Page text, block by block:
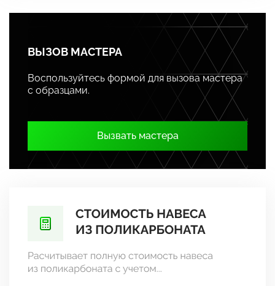
ВЫЗОВ МАСТЕРА
Воспользуйтесь формой для вызова мастера
с образцами.
Вызвать мастера